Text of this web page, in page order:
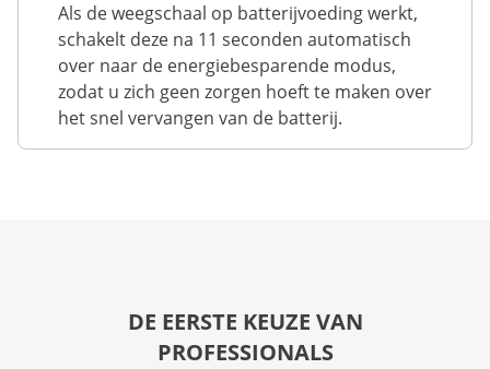
Als de weegschaal op batterijvoeding werkt,
schakelt deze na 11 seconden automatisch
over naar de energiebesparende modus,
zodat u zich geen zorgen hoeft te maken over
het snel vervangen van de batterij.
DE EERSTE KEUZE VAN
PROFESSIONALS